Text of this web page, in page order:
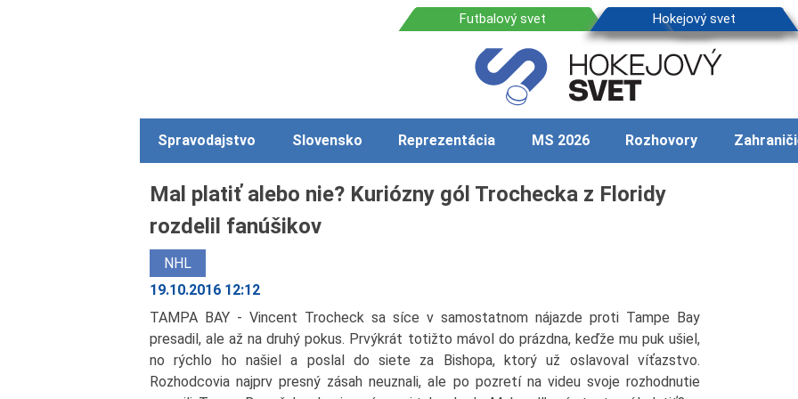
Spravodajstvo Slovensko Reprezentácia MS 2026 Rozhovory
Mal platiť alebo nie? Kuriózny gól Trochecka z Floridy
rozdelil fanúšikov
NHL
19.10.2016 12:12
TAMPA BAY - Vincent Trocheck sa síce v samostatnom nájazde proti Tampe Bay
presadil, ale až na druhý pokus. Prvýkrát totižto mávol do prázdna, keďže mu puk ušiel,
no rýchlo ho našiel a poslal do siete za Bishopa, ktorý už oslavoval víťazstvo.
Rozhodcovia najprv presný zásah neuznali, ale po pozretí na videu svoje rozhodnutie